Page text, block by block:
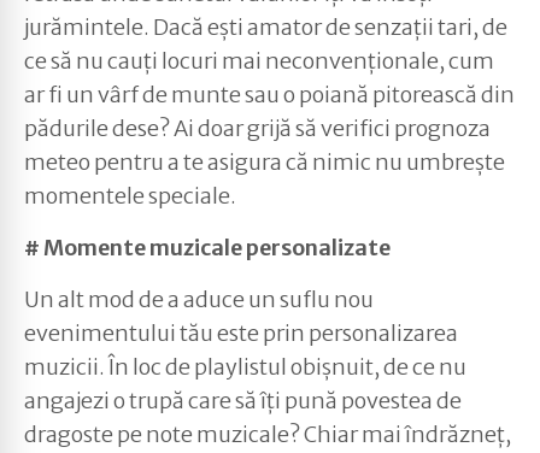
jurămintele. Dacă ești amator de senzații tari, de
ce să nu cauți locuri mai neconvenționale, cum
ar fi un vârf de munte sau o poiană pitorească din
pădurile dese? Ai doar grijă să verifici prognoza
meteo pentru a te asigura că nimic nu umbrește
momentele speciale.
# Momente muzicale personalizate
Un alt mod de a aduce un suflu nou
evenimentului tău este prin personalizarea
muzicii. În loc de playlistul obișnuit, de ce nu
angajezi o trupă care să îți pună povestea de
dragoste pe note muzicale? Chiar mai îndrăzneț,